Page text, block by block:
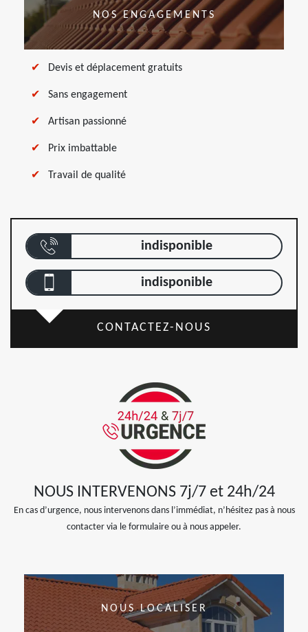
NOS ENGAGEMENTS
Devis et déplacement gratuits
Sans engagement
Artisan passionné
Prix imbattable
Travail de qualité
indisponible
indisponible
CONTACTEZ-NOUS
NOUS INTERVENONS 7j/7 et 24h/24
En cas d’urgence, nous intervenons dans l’immédiat, n’hésitez pas à nous
contacter via le formulaire ou à nous appeler.
NOUS LOCALISER